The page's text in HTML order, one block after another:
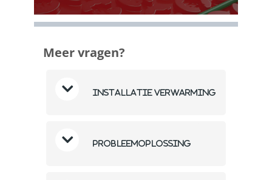
Meer vragen?
Installatie verwarming
Probleemoplossing